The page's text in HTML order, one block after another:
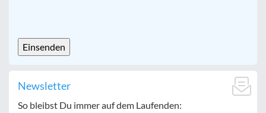
Newsletter
So bleibst Du immer auf dem Laufenden: